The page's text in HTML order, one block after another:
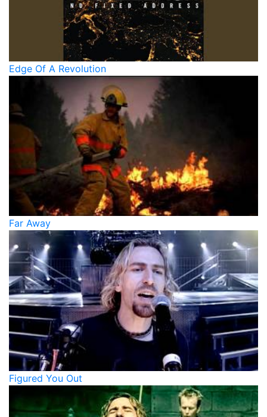
Edge Of A Revolution
Far Away
Figured You Out